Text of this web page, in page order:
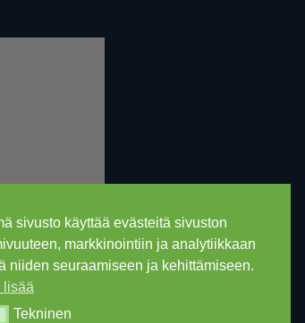
sivusto käyttää evästeitä sivuston
markkinointiin ja analytiikkaan
niiden seuraamiseen ja kehittämiseen.
lisää
Tekninen